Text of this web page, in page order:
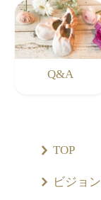
Q&A
TOP
ビジョン